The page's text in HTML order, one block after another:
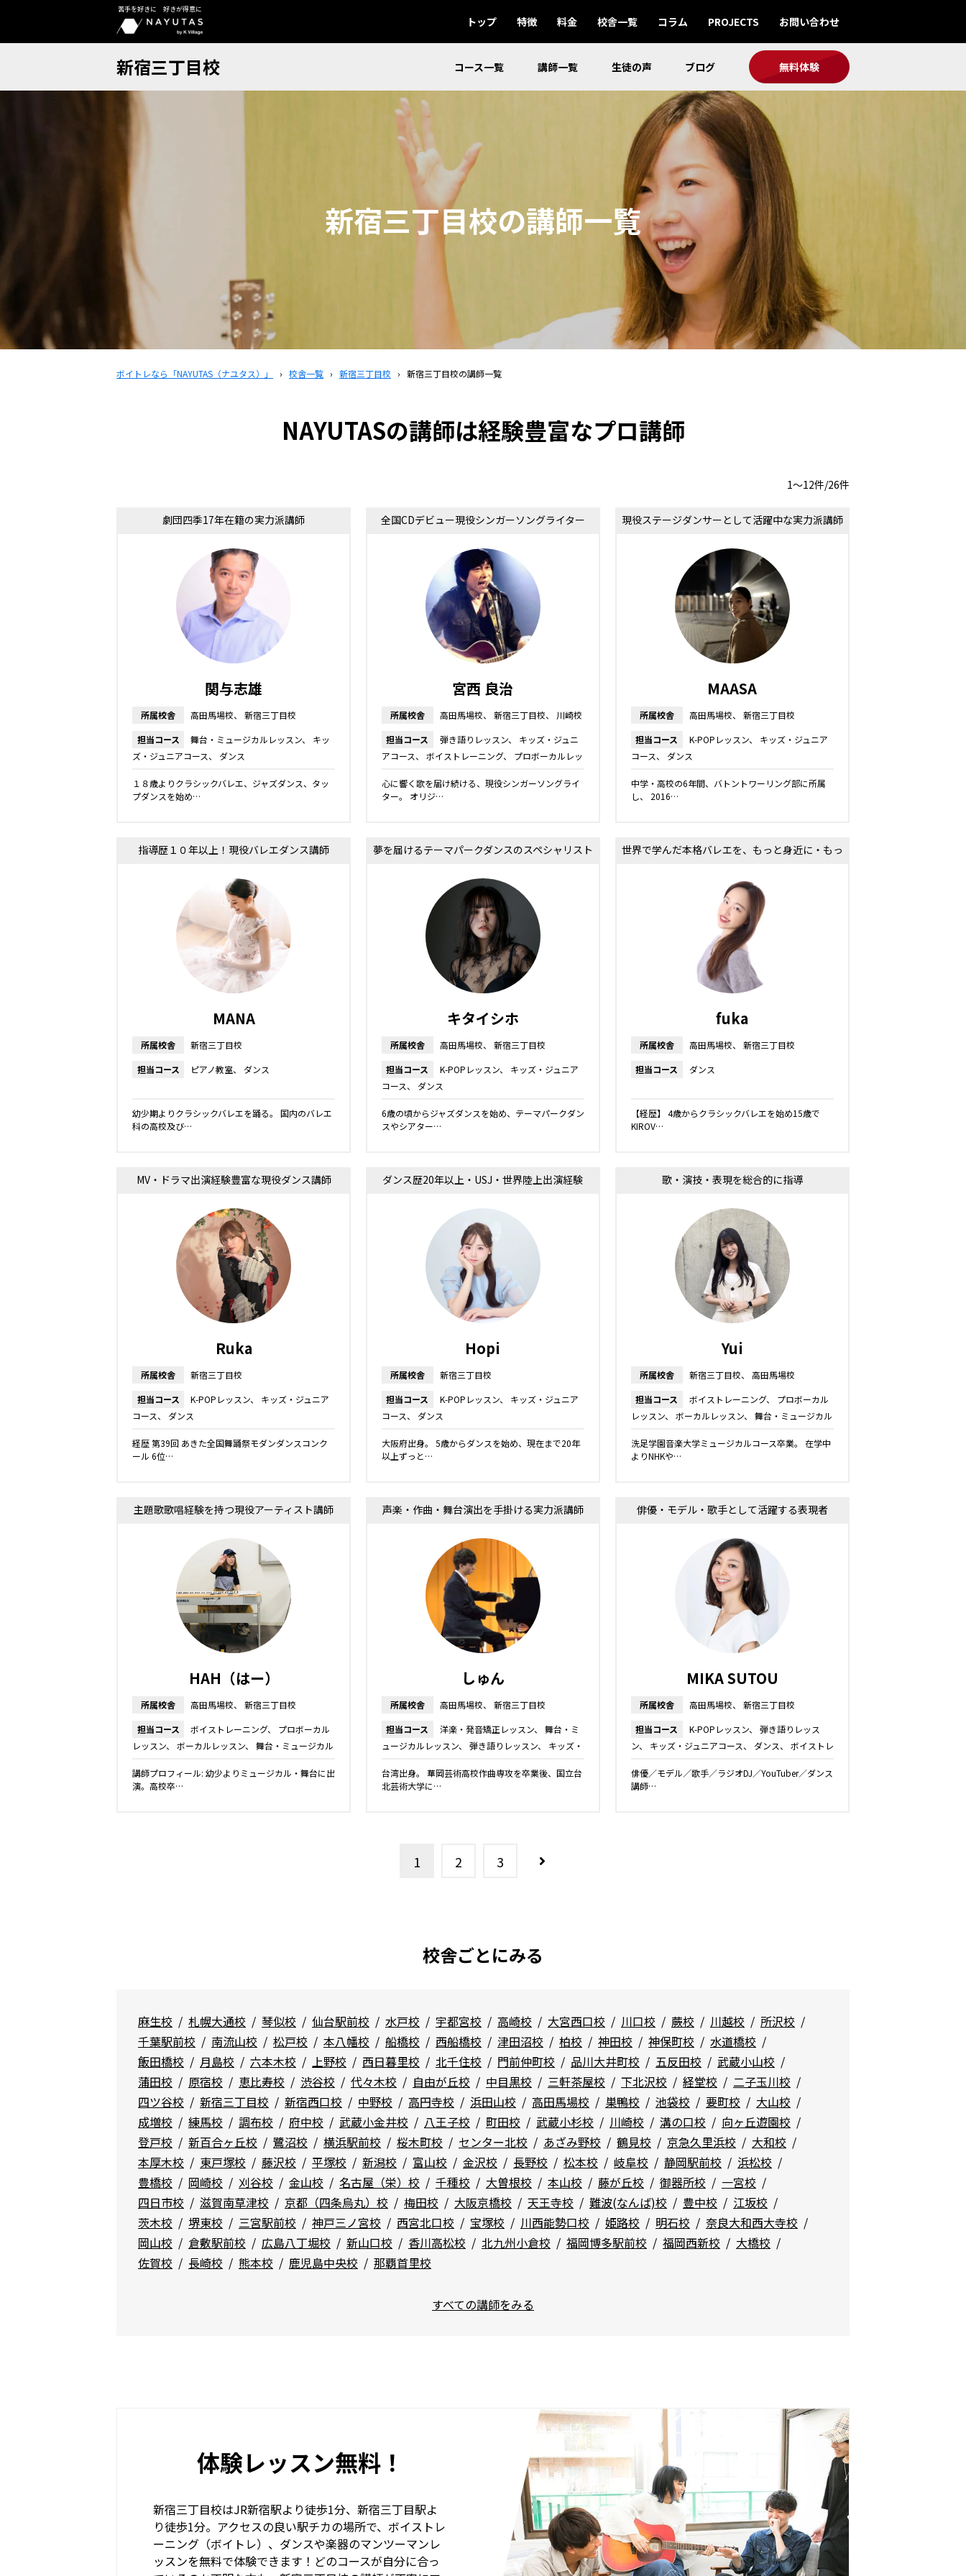
苦手を好きに 好きが得意に
トップ 特徴 料金 校舎一覧 コラム PROJECTS お問い合わせ
新宿三丁目校 コース一覧 講師一覧 生徒の声 ブログ 無料体験
新宿三丁目校の講師一覧
ボイトレなら「NAYUTAS（ナユタス）」 › 校舎一覧 › 新宿三丁目校 › 新宿三丁目校の講師一覧
NAYUTASの講師は経験豊富なプロ講師
1〜12件/26件
劇団四季17年在籍の実力派講師
関与志雄
所属校舎 高田馬場校
新宿三丁目校
担当コース
舞台・ミュージカルレッスン
キッ
ズ・ジュニアコース
ダンス
１８歳よりクラシックバレエ、ジャズダンス、タッ
プダンスを始め…
全国CDデビュー現役シンガーソングライター
宮西 良治
所属校舎 高田馬場校 新宿三丁目校
川崎校
担当コース
弾き語りレッスン
キッズ・ジュニ
アコース
ボイストレーニング
プロボーカルレッ
レッスン
心に響く歌を届け続ける、現役シンガーソングライ
ター。 オリジ…
現役ステージダンサーとして活躍中な実力派講師
MAASA
所属校舎 高田馬場校
新宿三丁目校
担当コース
K-POPレッスン
キッズ・ジュニア
コース
ダンス
中学・高校の6年間、バトントワーリング部に所属
し、 2016…
指導歴１０年以上！現役バレエダンス講師
MANA
所属校舎
新宿三丁目校
担当コース
ピアノ教室 ダンス
幼少期よりクラシックバレエを踊る。 国内のバレエ
科の高校及び…
夢を届けるテーマパークダンスのスペシャリスト
キタイシホ
所属校舎 高田馬場校
新宿三丁目校
担当コース
K-POPレッスン
キッズ・ジュニア
コース
ダンス
6歳の頃からジャズダンスを始め、テーマパークダン
スやシアター…
世界で学んだ本格バレエを、もっと身近に・もっ
fuka
所属校舎 高田馬場校
新宿三丁目校
担当コース
ダンス
【経歴】 4歳からクラシックバレエを始め15歳で
KIROV…
MV・ドラマ出演経験豊富な現役ダンス講師
Ruka
所属校舎
新宿三丁目校
担当コース
K-POPレッスン
キッズ・ジュニア
コース
ダンス
経歴 第39回 あきた全国舞踊祭モダンダンスコンク
ール 6位…
ダンス歴20年以上・USJ・世界陸上出演経験
Hopi
所属校舎
新宿三丁目校
担当コース
K-POPレッスン
キッズ・ジュニア
コース
ダンス
大阪府出身。 5歳からダンスを始め、現在まで20年
以上ずっと…
歌・演技・表現を総合的に指導
Yui
所属校舎 新宿三丁目校
高田馬場校
担当コース
ボイストレーニング
プロボーカル
レッスン
ボーカルレッスン
舞台・ミュージカル
洗足学園音楽大学ミュージカルコース卒業。 在学中
よりNHKや…
主題歌歌唱経験を持つ現役アーティスト講師
HAH（はー）
所属校舎 高田馬場校
新宿三丁目校
担当コース
ボイストレーニング
プロボーカル
レッスン
ボーカルレッスン
舞台・ミュージカル
講師プロフィール: 幼少よりミュージカル・舞台に出
演。高校卒…
声楽・作曲・舞台演出を手掛ける実力派講師
しゅん
所属校舎 高田馬場校
新宿三丁目校
担当コース
洋楽・発音矯正レッスン
舞台・ミ
ュージカルレッスン
弾き語りレッスン
キッズ・
イストレーニング
プロボーカルレッスン
ボーカ
ルレッスン
ピアノ教室
台湾出身。 華岡芸術高校作曲専攻を卒業後、国立台
北芸術大学に…
俳優・モデル・歌手として活躍する表現者
MIKA SUTOU
所属校舎 高田馬場校
新宿三丁目校
担当コース
K-POPレッスン
弾き語りレッス
ン
キッズ・ジュニアコース ダンス
ボイストレ
ン
話し方レッスン
俳優／モデル／歌手／ラジオDJ／YouTuber／ダンス
講師…
1 2 3
校舎ごとにみる
麻生校 札幌大通校 琴似校 仙台駅前校 水戸校 宇都宮校 高崎校 大宮西口校 川口校 蕨校 川越校
所沢校
千葉駅前校
南流山校 松戸校 本八幡校 船橋校 西船橋校 津田沼校 柏校 神田校 神保町校
水道橋校
飯田橋校
月島校 六本木校 上野校 西日暮里校 北千住校 門前仲町校 品川大井町校 五反田校
武蔵小山校
蒲田校
原宿校 恵比寿校 渋谷校 代々木校 自由が丘校 中目黒校 三軒茶屋校 下北沢校 経堂校
二子玉川校
四ツ谷校
新宿三丁目校 新宿西口校 中野校 高円寺校 浜田山校 高田馬場校 巣鴨校 池袋校 要町校
大山校
成増校
練馬校 調布校 府中校 武蔵小金井校 八王子校 町田校 武蔵小杉校 川崎校 溝の口校
向ヶ丘遊園校
登戸校
新百合ヶ丘校 鷺沼校 横浜駅前校 桜木町校 センター北校 あざみ野校 鶴見校 京急久里浜校
大和校
本厚木校
東戸塚校 藤沢校 平塚校 新潟校 富山校 金沢校 長野校 松本校 岐阜校 静岡駅前校
浜松校
豊橋校
岡崎校 刈谷校 金山校 名古屋（栄）校 千種校 大曽根校 本山校 藤が丘校 御器所校
一宮校
四日市校
滋賀南草津校 京都（四条烏丸）校 梅田校 大阪京橋校 天王寺校 難波(なんば)校 豊中校
江坂校
茨木校
堺東校 三宮駅前校 神戸三ノ宮校 西宮北口校 宝塚校 川西能勢口校 姫路校 明石校
奈良大和西大寺校
岡山校
倉敷駅前校 広島八丁堀校 新山口校 香川高松校 北九州小倉校 福岡博多駅前校 福岡西新校
大橋校
佐賀校
長崎校 熊本校 鹿児島中央校 那覇首里校
すべての講師をみる
体験レッスン無料！
新宿三丁目校はJR新宿駅より徒歩1分、新宿三丁目駅よ
り徒歩1分。アクセスの良い駅チカの場所で、ボイストレ
ーニング（ボイトレ）、ダンスや楽器のマンツーマンレ
ッスンを無料で体験できます！どのコースが自分に合っ